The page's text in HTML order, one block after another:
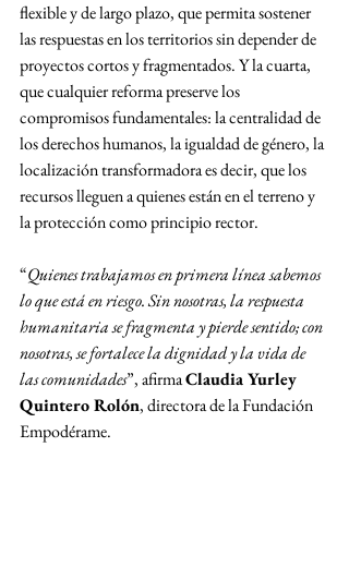
flexible y de largo plazo, que permita sostener
las respuestas en los territorios sin depender de
proyectos cortos y fragmentados. Y la cuarta,
que cualquier reforma preserve los
compromisos fundamentales: la centralidad de
los derechos humanos, la igualdad de género, la
localización transformadora es decir, que los
recursos lleguen a quienes están en el terreno y
la protección como principio rector.
“Quienes trabajamos en primera línea sabemos
lo que está en riesgo. Sin nosotras, la respuesta
humanitaria se fragmenta y pierde sentido; con
nosotras, se fortalece la dignidad y la vida de
las comunidades”, afirma Claudia Yurley
Quintero Rolón, directora de la Fundación
Empodérame.